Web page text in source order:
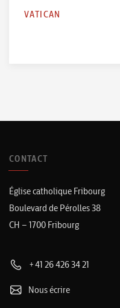
VATICAN
CONTACT
Église catholique Fribourg
Boulevard de Pérolles 38
CH – 1700 Fribourg
+41 26 426 34 21
Nous écrire